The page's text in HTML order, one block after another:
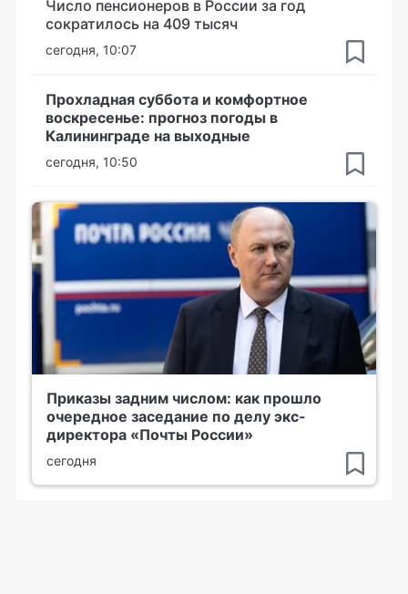
Число пенсионеров в России за год
сократилось на 409 тысяч
сегодня, 10:07
Прохладная суббота и комфортное
воскресенье: прогноз погоды в
Калининграде на выходные
сегодня, 10:50
Приказы задним числом: как прошло
очередное заседание по делу экс-
директора «Почты России»
сегодня